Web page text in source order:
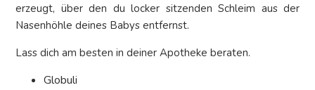
erzeugt, über den du locker sitzenden Schleim aus der
Nasenhöhle deines Babys entfernst.
Lass dich am besten in deiner Apotheke beraten.
Globuli